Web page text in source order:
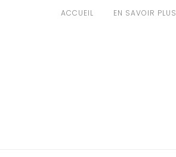
ACCUEIL EN SAVOIR PLUS